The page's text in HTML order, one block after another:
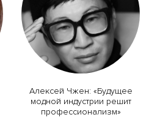
Алексей Чжен: «Будущее
модной индустрии решит
профессионализм»